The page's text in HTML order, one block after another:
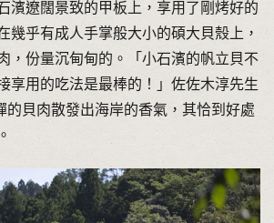
濱遼闊景致的甲板上，享用了剛烤好的
幾乎有成人手掌般大小的碩大貝殼上，
，份量沉甸甸的。「小石濱的帆立貝不
享用的吃法是最棒的！」佐佐木淳先生
的貝肉散發出海岸的香氣，其恰到好處